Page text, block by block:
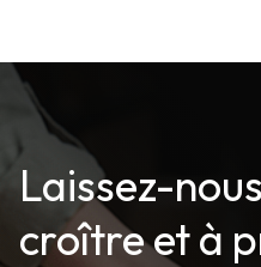
Laissez-
croître et à